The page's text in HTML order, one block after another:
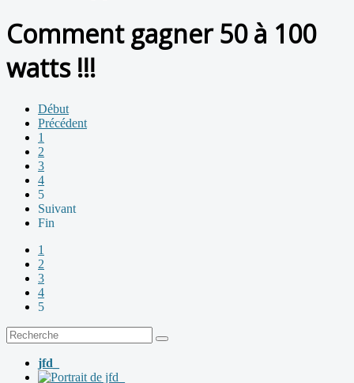
Comment gagner 50 à 100
watts !!!
Début
Précédent
1
2
3
4
5
Suivant
Fin
1
2
3
4
5
jfd_